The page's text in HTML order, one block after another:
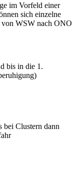
im Vorfeld einer
sich einzelne
WSW nach ONO
bis in die 1.
bei Clustern dann